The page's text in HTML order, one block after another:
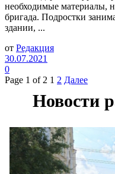
необходимые материалы,
бригада. Подростки
здании, ...
от Редакция
30.07.2021
0
Page 1 of 2 1 2 Далее